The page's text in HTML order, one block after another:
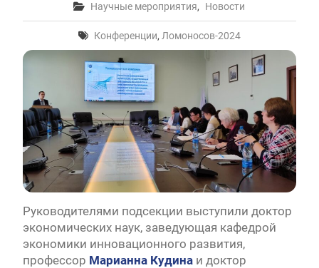
Научные мероприятия, Новости
Конференции, Ломоносов-2024
Руководителями подсекции выступили доктор
экономических наук, заведующая кафедрой
экономики инновационного развития,
профессор Марианна Кудина и доктор